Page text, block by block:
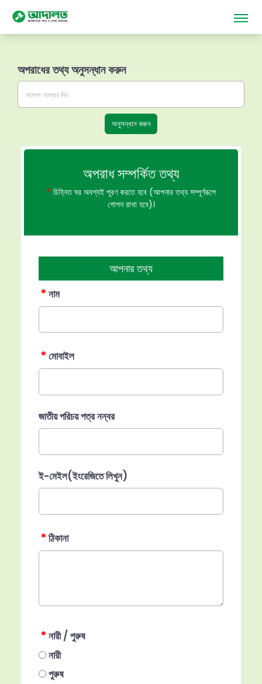
অপরাধের তথ্য অনুসন্ধান করুন
অনুসন্ধান করুন
অপরাধ সম্পর্কিত তথ্য
* চিহ্নিত ঘর অবশ্যই পূরণ করতে হবে (আপনার তথ্য সম্পূর্ণরূপে
গোপন রাখা হবে)।
আপনার তথ্য
* নাম
* মোবাইল
জাতীয় পরিচয় পত্র নন্বর
ই-মেইল(ইংরেজিতে লিখুন)
* ঠিকানা
* নারী / পুরুষ
নারী
পুরুষ